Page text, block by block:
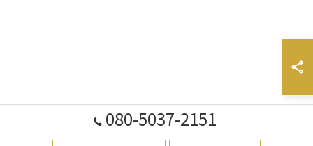
080-5037-2151